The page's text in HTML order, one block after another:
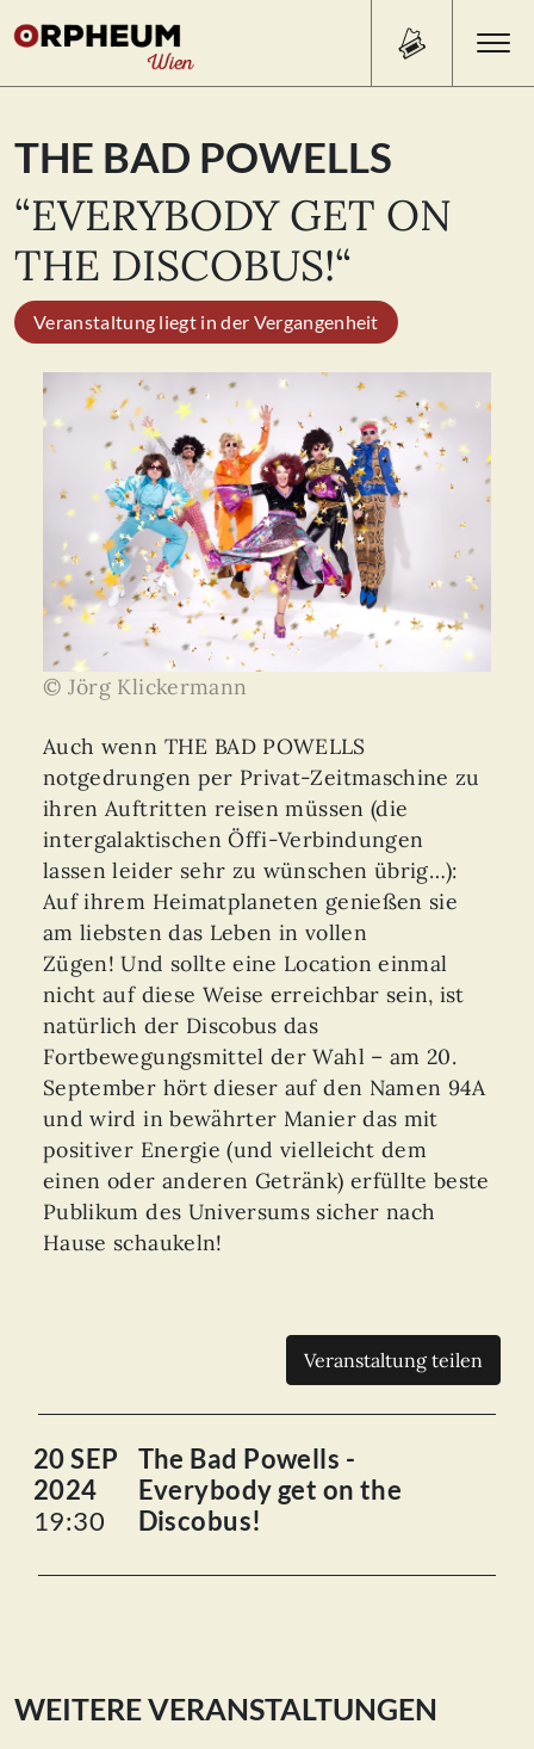
Search
for:
PROGRAMM/TICKETS
BEISL
ÜBER UNS
KONTAKT
THE BAD POWELLS
“EVERYBODY GET ON
THE DISCOBUS!“
Veranstaltung liegt in der Vergangenheit
© Jörg Klickermann
Auch wenn THE BAD POWELLS
notgedrungen per Privat-Zeitmaschine zu
ihren Auftritten reisen müssen (die
intergalaktischen Öffi-Verbindungen
lassen leider sehr zu wünschen übrig…):
Auf ihrem Heimatplaneten genießen sie
am liebsten das Leben in vollen
Zügen! Und sollte eine Location einmal
nicht auf diese Weise erreichbar sein, ist
natürlich der Discobus das
Fortbewegungsmittel der Wahl – am 20.
September hört dieser auf den Namen 94A
und wird in bewährter Manier das mit
positiver Energie (und vielleicht dem
einen oder anderen Getränk) erfüllte beste
Publikum des Universums sicher nach
Hause schaukeln!
Veranstaltung teilen
20 SEP
2024
19:30
The Bad Powells -
Everybody get on the
Discobus!
WEITERE VERANSTALTUNGEN